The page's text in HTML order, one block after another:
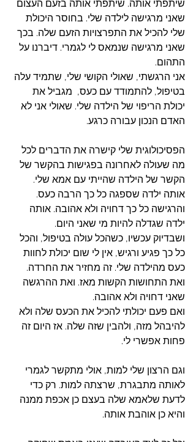
שיתפתי אותה. שיתפתי אותה בזעם העצום
שאני מרגישה לילדה שלי. בחוסר היכולת
שלי להכיל את התפרצויות הזעם שלה. בכך
שאני מרגישה שנמאס לי לגמרי. דיברנו על
התהום.
אני הרגשתי, שאולי הקושי שלי, שתמיד עלה
בטיפול, להתמודד עם כעס,  מגביל את
יכולת הריפוי של הילדה שלי. שאולי אני לא
האדם הנכון עבורה כרגע.
הפסיכולוגית שלי קישרה את הדברים לכל
מה שעולה לאחרונה בפגישות בהקשר של
הקשר של הילדה שהייתי עם אמא שלי.
אותה ילדה שספגה כל כך הרבה כעס.
והרגישה כל כך דחויה ולא אהובה. אותה
ילדה שגדלה להיות מי שאני היום.
ושבדיוק עכשיו, כשהכל עולה בטיפול, והכל
כל כך פגיע ורגיש, אין לי שום יכולת לחוות
כעס מהילדה שלי. זה מחזיר את החרדה.
ואת התחושות הקשות מאז. ואת ההרגשה
שאני דחויה ולא אהובה.
ואם פעם יכולתי להכיל את הכעס שלה ולא
להיבהל מזה, ולהבין שזה שלה. אז היום זה
פחות אפשרי לי.
וגם הרצון שלי למות, אולי מתקשר לגמרי
לאותה מתבגרת, שרצתה למות. רק כדי
לדעת שלאמא שלה בעצם כן אכפת ממנה
והיא כן אוהבת אותה.